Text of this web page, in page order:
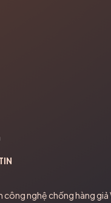
công nghệ chống hàng giả